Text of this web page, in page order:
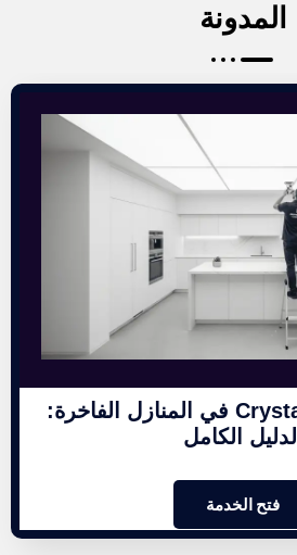
المدونة
تصميم أسقف Crystal في المنازل الفاخرة:
الدليل الكامل
فتح الخدمة